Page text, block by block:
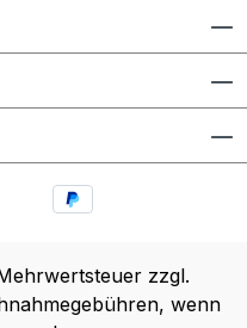
zzgl.
wenn